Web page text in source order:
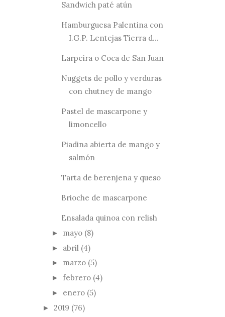
Sandwich paté atún
Hamburguesa Palentina con
I.G.P. Lentejas Tierra d...
Larpeira o Coca de San Juan
Nuggets de pollo y verduras
con chutney de mango
Pastel de mascarpone y
limoncello
Piadina abierta de mango y
salmón
Tarta de berenjena y queso
Brioche de mascarpone
Ensalada quinoa con relish
► mayo (8)
► abril (4)
► marzo (5)
► febrero (4)
► enero (5)
► 2019 (76)